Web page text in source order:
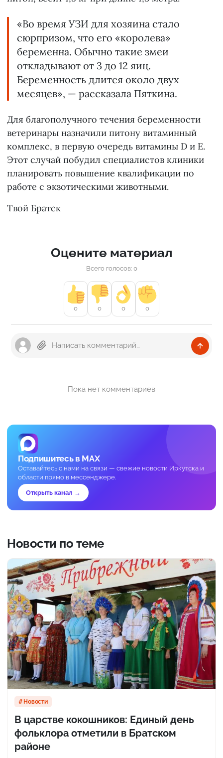
«Во время УЗИ для хозяина стало
сюрпризом, что его «королева»
беременна. Обычно такие змеи
откладывают от 3 до 12 яиц.
Беременность длится около двух
месяцев», — рассказала Пяткина.
Для благополучного течения беременности
ветеринары назначили питону витаминный
комплекс, в первую очередь витамины D и E.
Этот случай побудил специалистов клиники
планировать повышение квалификации по
работе с экзотическими животными.
Твой Братск
Оцените материал
Всего голосов: 0
0 0 0 0
Пока нет комментариев
Подпишитесь в MAX
Оставайтесь с нами на связи — свежие новости Иркутска и
области прямо в мессенджере.
Открыть канал →
Новости по теме
Новости
В царстве кокошников: Единый день
фольклора отметили в Братском
районе